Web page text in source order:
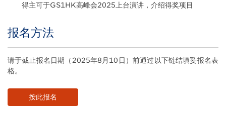
得主可于GS1HK高峰会2025上台演讲，介绍得奖项目
Title
报名方法
Body
请于截止报名日期（2025年8月10日）前通过以下链结填妥报名表
格。
按此报名